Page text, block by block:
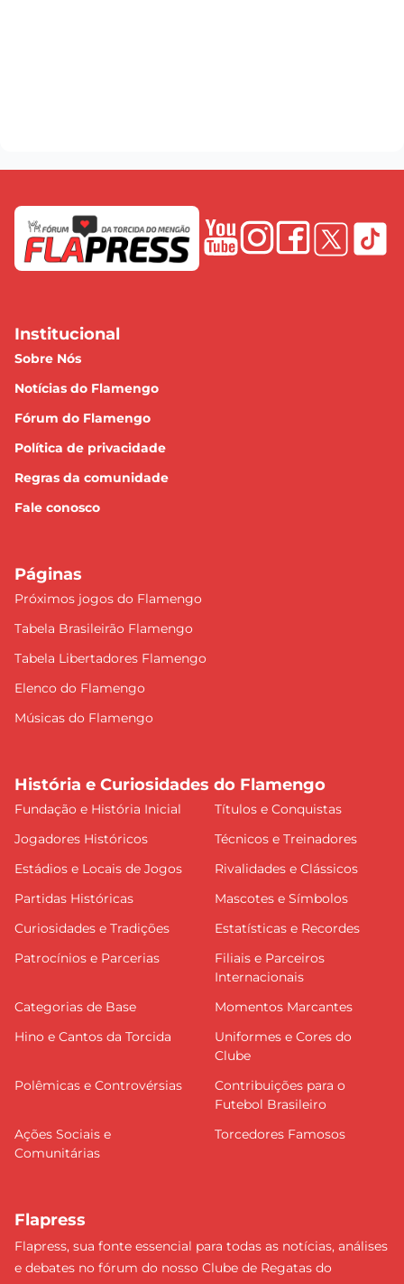
Institucional
Sobre Nós
Notícias do Flamengo
Fórum do Flamengo
Política de privacidade
Regras da comunidade
Fale conosco
Páginas
Próximos jogos do Flamengo
Tabela Brasileirão Flamengo
Tabela Libertadores Flamengo
Elenco do Flamengo
Músicas do Flamengo
História e Curiosidades do Flamengo
Fundação e História Inicial
Títulos e Conquistas
Jogadores Históricos
Técnicos e Treinadores
Estádios e Locais de Jogos
Rivalidades e Clássicos
Partidas Históricas
Mascotes e Símbolos
Curiosidades e Tradições
Estatísticas e Recordes
Patrocínios e Parcerias
Filiais e Parceiros
Internacionais
Categorias de Base
Momentos Marcantes
Hino e Cantos da Torcida
Uniformes e Cores do
Clube
Polêmicas e Controvérsias
Contribuições para o
Futebol Brasileiro
Ações Sociais e
Comunitárias
Torcedores Famosos
Flapress
Flapress, sua fonte essencial para todas as notícias, análises
e debates no fórum do nosso Clube de Regatas do